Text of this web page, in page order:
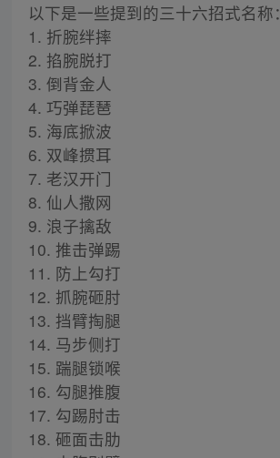
以下是一些提到的三十六招式名称：
1. 折腕绊摔
2. 掐腕脱打
3. 倒背金人
4. 巧弹琵琶
5. 海底掀波
6. 双峰掼耳
7. 老汉开门
8. 仙人撒网
9. 浪子擒敌
10. 推击弹踢
11. 防上勾打
12. 抓腕砸肘
13. 挡臂掏腿
14. 马步侧打
15. 踹腿锁喉
16. 勾腿推腹
17. 勾踢肘击
18. 砸面击肋